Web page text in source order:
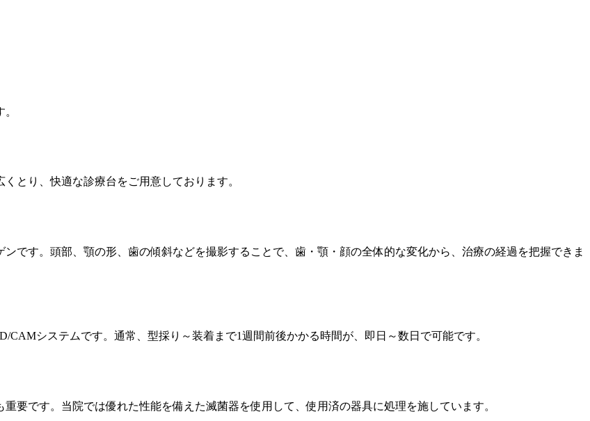
とり、快適な診療台をご用意しております。
です。頭部、顎の形、歯の傾斜などを撮影することで、歯・顎・顔の全体的な変化から、治療の経過を把握できま
システムです。通常、型採り～装着まで1週間前後かかる時間が、即日～数日で可能です。
要です。当院では優れた性能を備えた滅菌器を使用して、使用済の器具に処理を施しています。